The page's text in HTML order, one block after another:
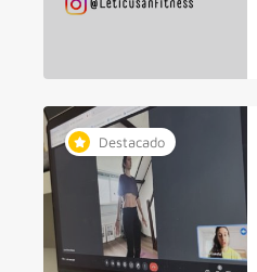
Destacado